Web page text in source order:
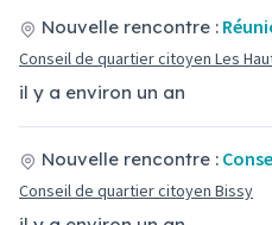
il y a environ un an
Nouvelle rencontre :
Conseil de quartier citoyen Les
Nouvelle rencontre :
Conseil de quartier citoyen Bissy